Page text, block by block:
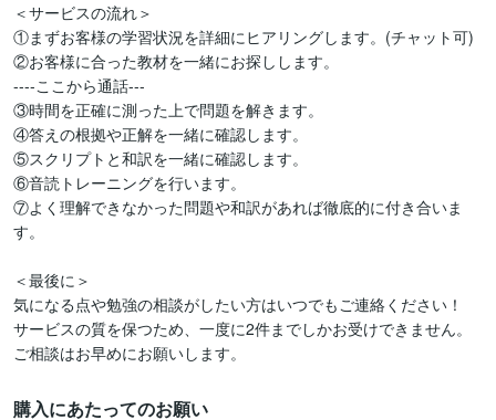
＜サービスの流れ＞
①まずお客様の学習状況を詳細にヒアリングします。(チャット可)
②お客様に合った教材を一緒にお探しします。
----ここから通話---
③時間を正確に測った上で問題を解きます。
④答えの根拠や正解を一緒に確認します。
⑤スクリプトと和訳を一緒に確認します。
⑥音読トレーニングを行います。
⑦よく理解できなかった問題や和訳があれば徹底的に付き合いま
す。
＜最後に＞
気になる点や勉強の相談がしたい方はいつでもご連絡ください！
サービスの質を保つため、一度に2件までしかお受けできません。
ご相談はお早めにお願いします。
購入にあたってのお願い